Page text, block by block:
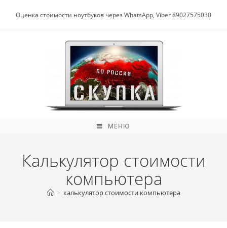
Оценка стоимости ноутбуков через WhatsApp, Viber 89027575030
МЕНЮ
Калькулятор стоимости
компьютера
> калькулятор стоимости компьютера